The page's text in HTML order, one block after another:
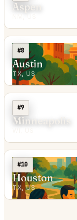
Aspen
#8
Austin
TX, US
#9
Minneapolis
#10
Houston
TX, US